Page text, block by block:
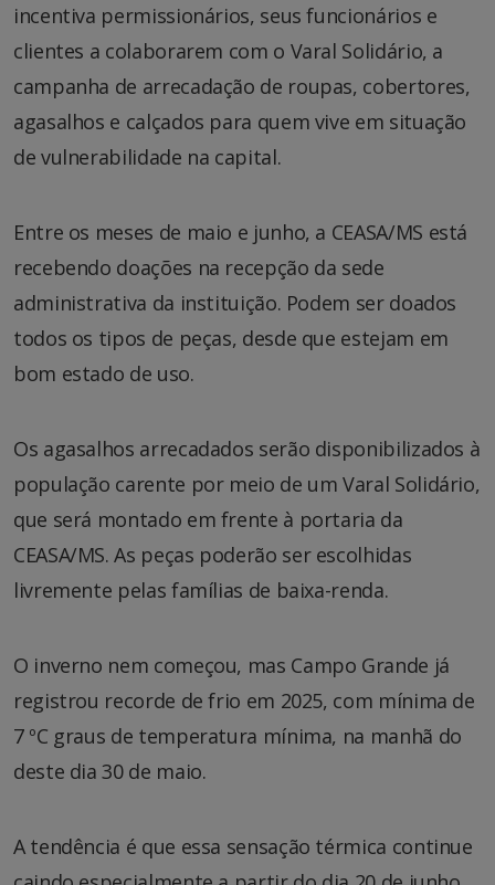
incentiva permissionários, seus funcionários e
clientes a colaborarem com o Varal Solidário, a
campanha de arrecadação de roupas, cobertores,
agasalhos e calçados para quem vive em situação
de vulnerabilidade na capital.
Entre os meses de maio e junho, a CEASA/MS está
recebendo doações na recepção da sede
administrativa da instituição. Podem ser doados
todos os tipos de peças, desde que estejam em
bom estado de uso.
Os agasalhos arrecadados serão disponibilizados à
população carente por meio de um Varal Solidário,
que será montado em frente à portaria da
CEASA/MS. As peças poderão ser escolhidas
livremente pelas famílias de baixa-renda.
O inverno nem começou, mas Campo Grande já
registrou recorde de frio em 2025, com mínima de
7 ºC graus de temperatura mínima, na manhã do
deste dia 30 de maio.
A tendência é que essa sensação térmica continue